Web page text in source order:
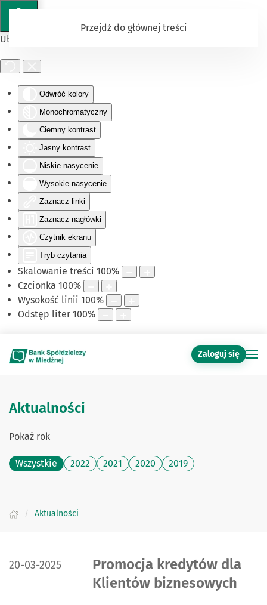
Ułatwienia dostępu
Odwróć kolory
Monochromatyczny
Ciemny kontrast
Jasny kontrast
Niskie nasycenie
Wysokie nasycenie
Zaznacz linki
Zaznacz nagłówki
Czytnik ekranu
Tryb czytania
Skalowanie treści 100%
Czcionka 100%
Wysokość linii 100%
Odstęp liter 100%
Przejdź do głównej treści
Zaloguj się
Aktualności
Pokaż rok
Wszystkie 2022 2021 2020 2019
Aktualności
DATA PUBLIKACJI:
20-03-2025
Promocja kredytów dla
Klientów biznesowych